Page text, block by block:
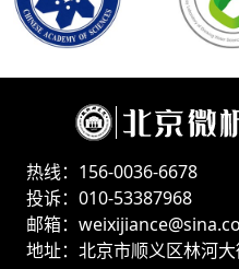
热线：156-0036-6678
投诉：010-53387968
邮箱：
地址：北京市顺义区林河